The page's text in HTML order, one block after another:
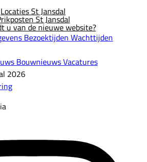
Locaties St Jansdal
St Jansdal
u van de nieuwe website?
Bezoektijden Wachttijden
BouwnieuwsVacatures
2026